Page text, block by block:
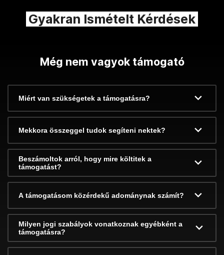
Gyakran Ismételt Kérdések
Még nem vagyok támogató
Miért van szükségetek a támogatásra?
Mekkora összeggel tudok segíteni nektek?
Beszámoltok arról, hogy mire költitek a
támogatást?
A támogatásom közérdekű adománynak számít?
Milyen jogi szabályok vonatkoznak egyébként a
támogatásra?